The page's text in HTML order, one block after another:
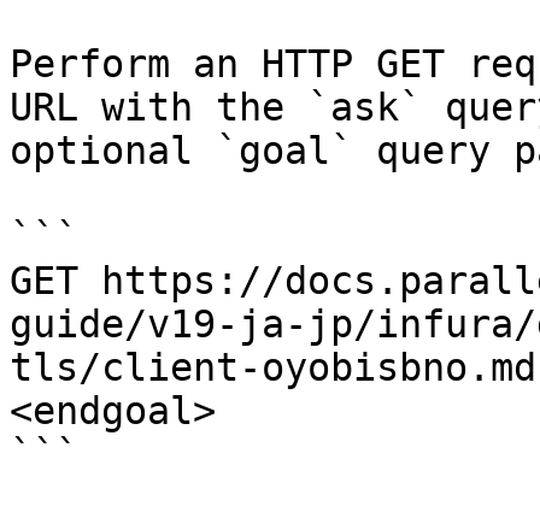
Perform an HTTP GET
URL with the `ask`
optional `goal` query
```
GET https://
guide/v19-ja-jp/infura/
tls/client-
<endgoal>
```